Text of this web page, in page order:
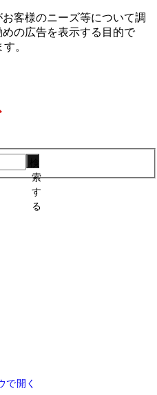
客様のニーズ等について調
の広告を表⽰する⽬的で
。
索
す
る
で開く